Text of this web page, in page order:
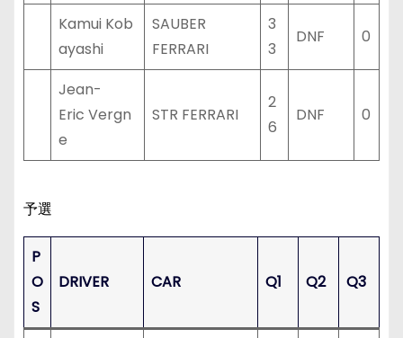
Kamui Kob
ayashi
SAUBER
FERRARI
3
3
DNF 0
Jean-
Eric Vergn
e
STR FERRARI
2
6
DNF 0
予選
P
O
S
DRIVER CAR Q1 Q2 Q3